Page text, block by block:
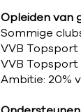
Opleiden van
Sommige
VVB
VVB
Ambitie: 20%